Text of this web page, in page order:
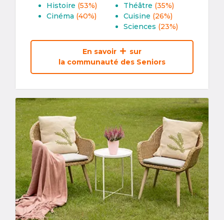
Histoire (53%)
Cinéma (40%)
Théâtre (35%)
Cuisine (26%)
Sciences (23%)
En savoir
sur
la communauté des Seniors